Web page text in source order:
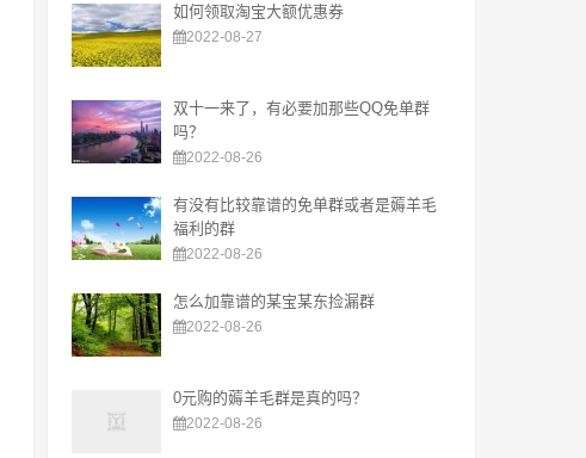
如何领取淘宝大额优惠券
2022-08-27
双十一来了，有必要加那些QQ免单群
吗？
2022-08-26
有没有比较靠谱的免单群或者是薅羊毛
福利的群
2022-08-26
怎么加靠谱的某宝某东捡漏群
2022-08-26
0元购的薅羊毛群是真的吗？
2022-08-26